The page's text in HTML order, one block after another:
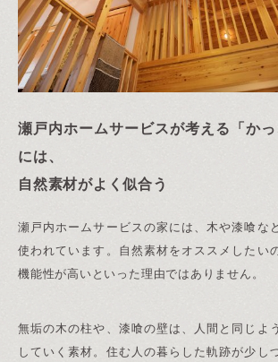
瀬戸内ホームサービスが考える「かっ
には、
自然素材がよく似合う
瀬戸内ホームサービスの家には、木や漆喰な
使われています。自然素材をオススメしたい
機能性が高いといった理由ではありません。
無垢の木の柱や、漆喰の壁は、人間と同じよ
していく素材。住む人の暮らした軌跡が少し